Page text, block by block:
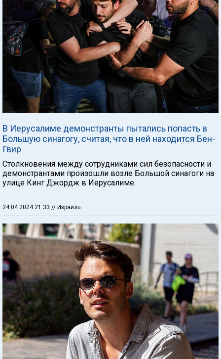
В Иерусалиме демонстранты пытались попасть в
Большую синагогу, считая, что в ней находится Бен-
Гвир
Столкновения между сотрудниками сил безопасности и
демонстрантами произошли возле Большой синагоги на
улице Кинг Джордж в Иерусалиме.
24.04.2024 21:33 // Израиль